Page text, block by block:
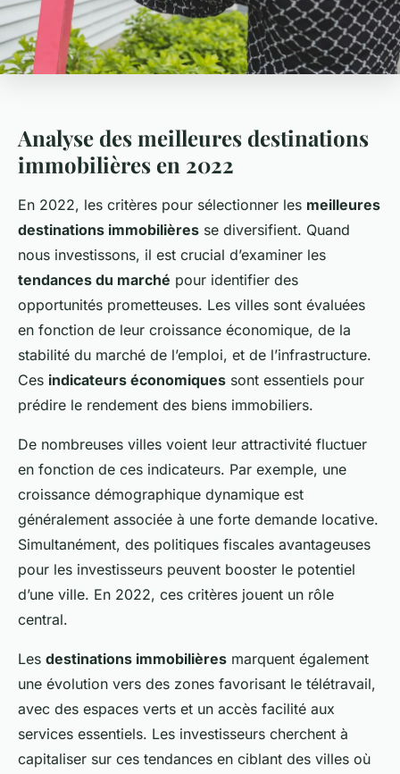
Analyse des meilleures destinations
immobilières en 2022
En 2022, les critères pour sélectionner les meilleures
destinations immobilières se diversifient. Quand
nous investissons, il est crucial d’examiner les
tendances du marché pour identifier des
opportunités prometteuses. Les villes sont évaluées
en fonction de leur croissance économique, de la
stabilité du marché de l’emploi, et de l’infrastructure.
Ces indicateurs économiques sont essentiels pour
prédire le rendement des biens immobiliers.
De nombreuses villes voient leur attractivité fluctuer
en fonction de ces indicateurs. Par exemple, une
croissance démographique dynamique est
généralement associée à une forte demande locative.
Simultanément, des politiques fiscales avantageuses
pour les investisseurs peuvent booster le potentiel
d’une ville. En 2022, ces critères jouent un rôle
central.
Les destinations immobilières marquent également
une évolution vers des zones favorisant le télétravail,
avec des espaces verts et un accès facilité aux
services essentiels. Les investisseurs cherchent à
capitaliser sur ces tendances en ciblant des villes où